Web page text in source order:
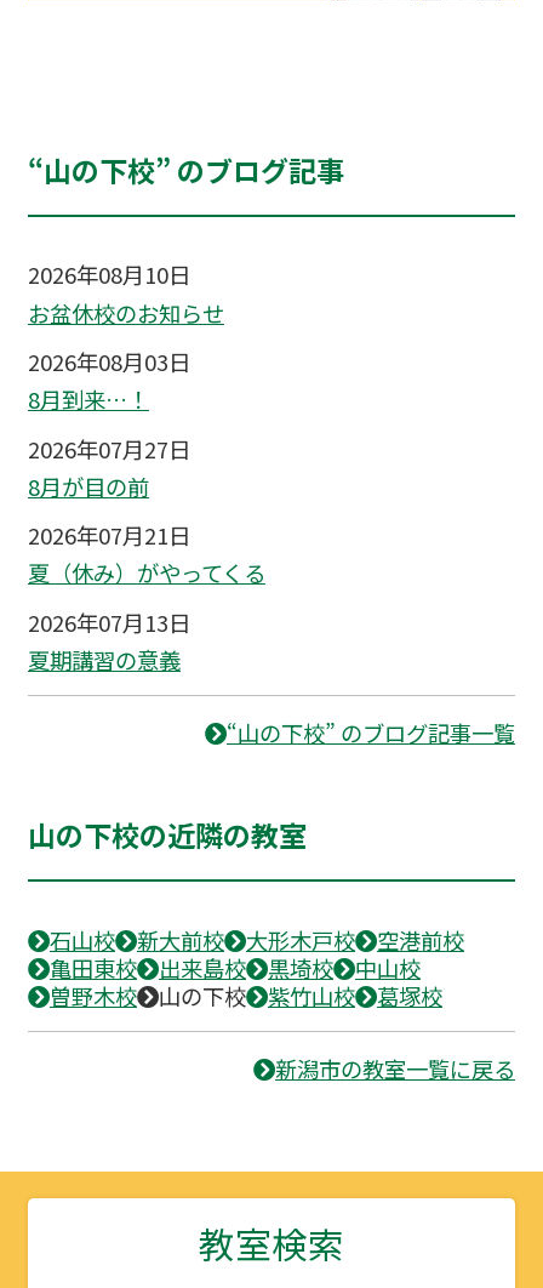
“山の下校” のブログ記事
2026年08月10日
お盆休校のお知らせ
2026年08月03日
8月到来…！
2026年07月27日
8月が目の前
2026年07月21日
夏（休み）がやってくる
2026年07月13日
夏期講習の意義
“山の下校” のブログ記事一覧
山の下校の近隣の教室
石山校 新大前校 大形木戸校
空港前校
亀田東校
出来島校 黒埼校
中山校
曽野木校
山の下校 紫竹山校 葛塚校
新潟市の教室一覧に戻る
教室検索